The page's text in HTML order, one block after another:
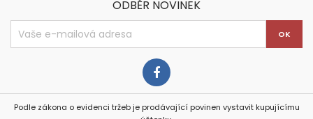
ODBĚR NOVINEK
Podle zákona o evidenci tržeb je prodávající povinen vystavit kupujícímu